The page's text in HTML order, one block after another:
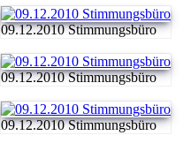
09.12.2010 Stimmungsbüro
09.12.2010 Stimmungsbüro
09.12.2010 Stimmungsbüro